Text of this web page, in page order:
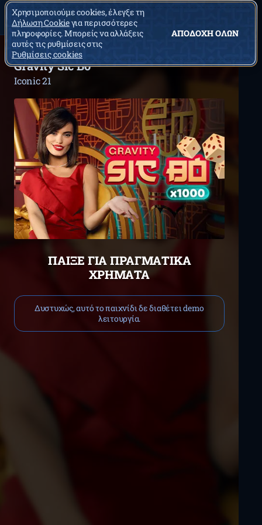
Gravity Sic Bo
Iconic 21
ΠΑΊΞΕ ΓΙΑ ΠΡΑΓΜΑΤΙΚΆ
ΧΡΉΜΑΤΑ
Δυστυχώς, αυτό το παιχνίδι δε διαθέτει demo
λειτουργία.
Χρησιμοποιούμε cookies, έλεγξε τη
Δήλωση Cookieγια περισσότερες
πληροφορίες. Μπορείς να αλλάξεις
αυτές τις ρυθμίσεις στις
Ρυθμίσεις cookies
ΑΠΟΔΟΧΉ ΌΛΩΝ